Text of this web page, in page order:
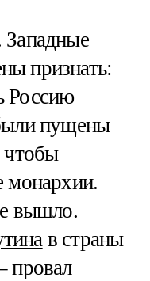
Западные
признать:
Россию
пущены
чтобы
монархии.
вышло.
в страны
провал